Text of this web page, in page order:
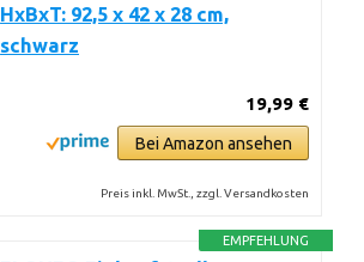
HxBxT: 92,5 x 42 x 28 cm,
schwarz
19,99 €
Bei Amazon ansehen
Preis inkl. MwSt., zzgl. Versandkosten
EMPFEHLUNG